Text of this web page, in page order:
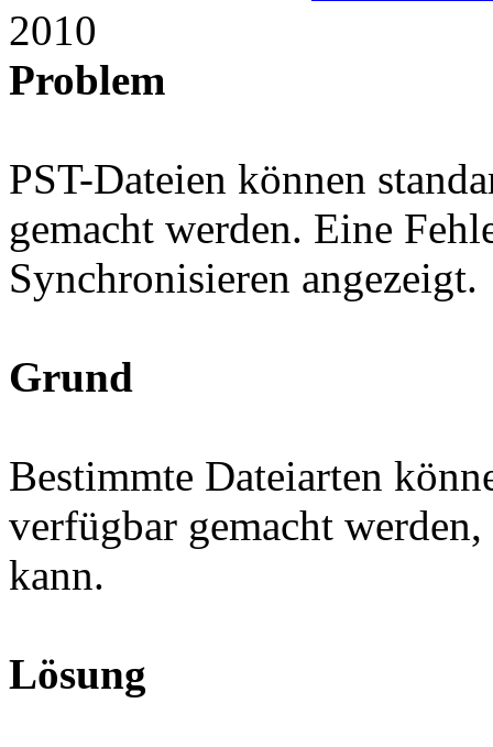
2010
Problem
PST-Dateien können
gemacht werden. Eine
Synchronisieren angezeigt.
Grund
Bestimmte Dateiarten
verfügbar gemacht
kann.
Lösung